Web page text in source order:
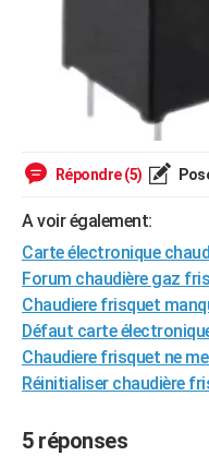
Répondre (5)
A voir également:
Carte électronique
Forum chaudière gaz
Chaudiere frisquet
Défaut carte
Chaudiere frisquet ne
Réinitialiser chaudière
5 réponses